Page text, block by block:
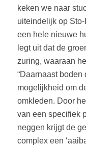
keken we naar
uiteindelijk op
een hele nieuwe
legt uit dat de
zuring, waaraan
“Daarnaast boden
mogelijkheid om
omkleden. Door
van een specifiek
neggen krijgt de
complex een